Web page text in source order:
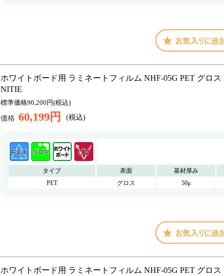
ホワイトボード用 ラミネートフィルム NHF-05G PET グロス
NITIE
標準価格90,200円(税込)
価格 60,199円 (税込)
タイプ 表面 基材厚み
PET
グロス 50μ
ホワイトボード用 ラミネートフィルム NHF-05G PET グロス